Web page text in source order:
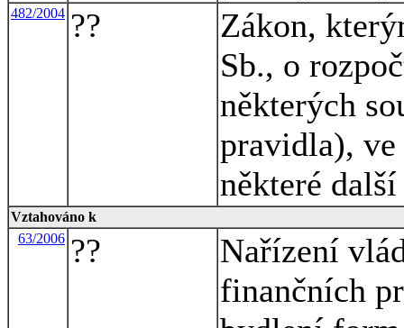
482/2004 ??
Zákon,
Sb., o
některých
pravidla), ve
některé
Vztahováno k
63/2006 ??
Nařízení
finančních